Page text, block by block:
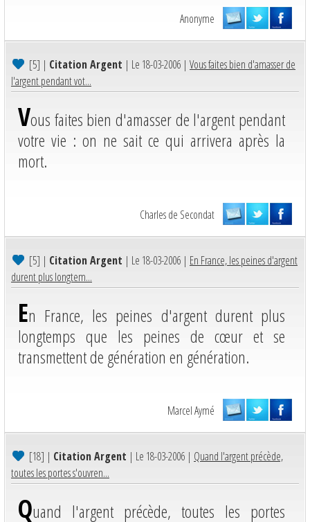
Anonyme
[5] | Citation Argent | Le 18-03-2006 | Vous faites bien d'amasser de
l'argent pendant vot...
Vous faites bien d'amasser de l'argent pendant
votre vie : on ne sait ce qui arrivera après la
mort.
Charles de Secondat
[5] | Citation Argent | Le 18-03-2006 | En France, les peines d'argent
durent plus longtem...
En France, les peines d'argent durent plus
longtemps que les peines de cœur et se
transmettent de génération en génération.
Marcel Aymé
[18] | Citation Argent | Le 18-03-2006 | Quand l'argent précède,
toutes les portes s'ouvren...
Quand l'argent précède, toutes les portes